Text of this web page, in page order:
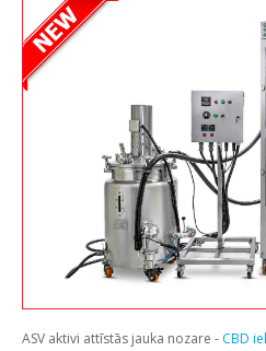
ASV aktivi attīstās jauka nozare - CBD